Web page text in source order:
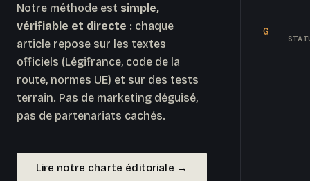
Notre méthode est simple,
vérifiable et directe : chaque
article repose sur les textes
officiels (Légifrance, code de la
route, normes UE) et sur des tests
terrain. Pas de marketing déguisé,
pas de partenariats cachés.
Lire notre charte éditoriale →
G